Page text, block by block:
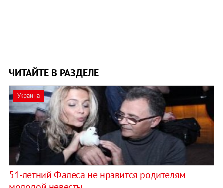
ЧИТАЙТЕ В РАЗДЕЛЕ
Украина
51-летний Фалеса не нравится родителям